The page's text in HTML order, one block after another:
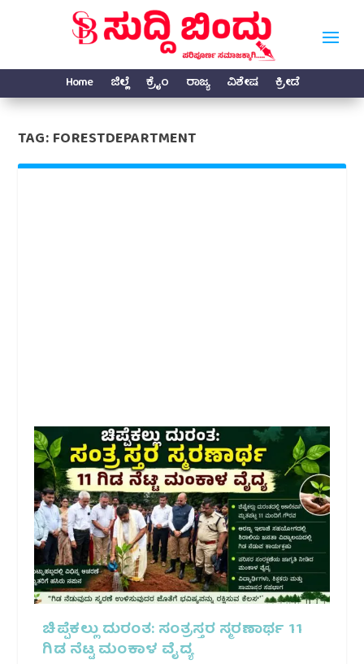
Home ಜಿಲ್ಲೆ ಕ್ರೈಂ ರಾಜ್ಯ ವಿಶೇಷ ಕ್ರೀಡೆ
TAG:FORESTDEPARTMENT
ಚಿಪ್ಪೆಕಲ್ಲು ದುರಂತ: ಸಂತ್ರಸ್ತರ ಸ್ಮರಣಾರ್ಥ 11
ಗಿಡ ನೆಟ್ಟ ಮಂಕಾಳ ವೈದ್ಯ